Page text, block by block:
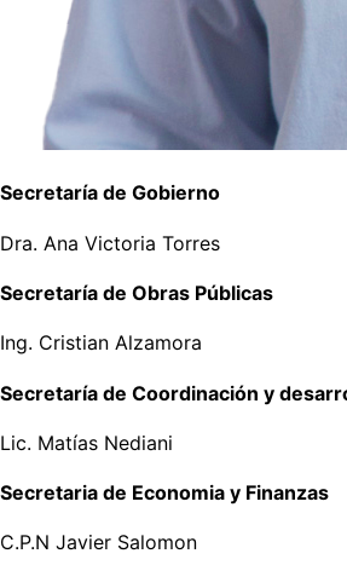
Secretaría de Gobierno
Dra. Ana Victoria Torres
Secretaría de Obras Públicas
Ing. Cristian Alzamora
Secretaría de Coordinación y
Lic. Matías Nediani
Secretaria de Economia y Finanzas
C.P.N Javier Salomon